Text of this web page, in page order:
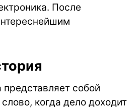
После
представляет собой
когда дело доходит